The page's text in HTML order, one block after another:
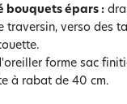
bouquets épars :
traversin, verso des
forme sac
à rabat de 40 cm.